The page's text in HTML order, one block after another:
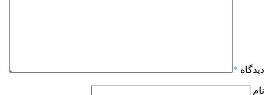
دیدگاه *
نام